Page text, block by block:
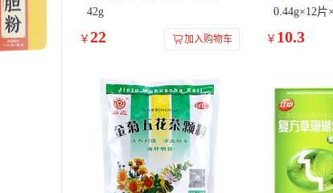
42g
￥ 22 加入购物车
0.44g×12片
￥ 10.3